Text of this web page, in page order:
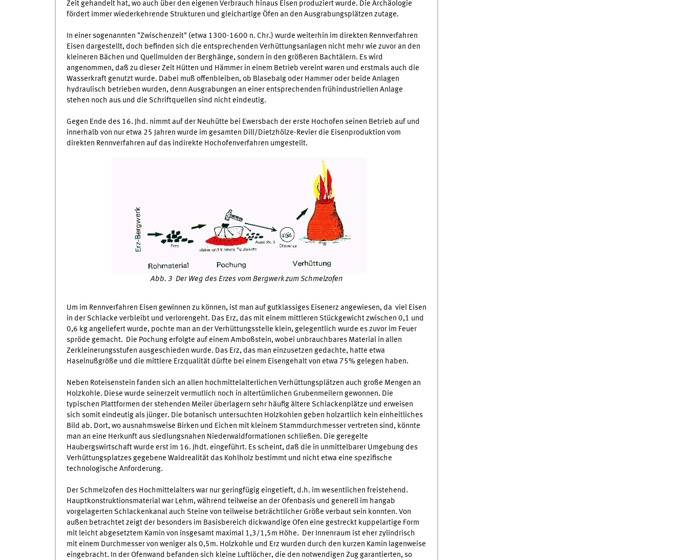
Zeit gehandelt hat, wo auch über den eigenen Verbrauch hinaus Eisen produziert wurde. Die Archäologie
fördert immer wiederkehrende Strukturen und gleichartige Öfen an den Ausgrabungsplätzen zutage.
In einer sogenannten "Zwischenzeit" (etwa 1300-1600 n. Chr.) wurde weiterhin im direkten Rennverfahren
Eisen dargestellt, doch befinden sich die entsprechenden Verhüttungsanlagen nicht mehr wie zuvor an den
kleineren Bächen und Quellmulden der Berghänge, sondern in den größeren Bachtälern. Es wird
angenommen, daß zu dieser Zeit Hütten und Hämmer in einem Betrieb vereint waren und erstmals auch die
Wasserkraft genutzt wurde. Dabei muß offenbleiben, ob Blasebalg oder Hammer oder beide Anlagen
hydraulisch betrieben wurden, denn Ausgrabungen an einer entsprechenden frühindustriellen Anlage
stehen noch aus und die Schriftquellen sind nicht eindeutig.
Gegen Ende des 16. Jhd. nimmt auf der Neuhütte bei Ewersbach der erste Hochofen seinen Betrieb auf und
innerhalb von nur etwa 25 Jahren wurde im gesamten Dill/Dietzhölze-Revier die Eisenproduktion vom
direkten Rennverfahren auf das indirekte Hochofenverfahren umgestellt.
Abb. 3 Der Weg des Erzes vom Bergwerk zum Schmelzofen
Um im Rennverfahren Eisen gewinnen zu können, ist man auf gutklassiges Eisenerz angewiesen, da viel Eisen
in der Schlacke verbleibt und verlorengeht. Das Erz, das mit einem mittleren Stückgewicht zwischen 0,1 und
0,6 kg angeliefert wurde, pochte man an der Verhüttungsstelle klein, gelegentlich wurde es zuvor im Feuer
spröde gemacht. Die Pochung erfolgte auf einem Amboßstein, wobei unbrauchbares Material in allen
Zerkleinerungsstufen ausgeschieden wurde. Das Erz, das man einzusetzen gedachte, hatte etwa
Haselnußgröße und die mittlere Erzqualität dürfte bei einem Eisengehalt von etwa 75% gelegen haben.
Neben Roteisenstein fanden sich an allen hochmittelalterlichen Verhüttungsplätzen auch große Mengen an
Holzkohle. Diese wurde seinerzeit vermutlich noch in altertümlichen Grubenmeilern gewonnen. Die
typischen Plattformen der stehenden Meiler überlagern sehr häufig ältere Schlackenplätze und erweisen
sich somit eindeutig als jünger. Die botanisch untersuchten Holzkohlen geben holzartlich kein einheitliches
Bild ab. Dort, wo ausnahmsweise Birken und Eichen mit kleinem Stammdurchmesser vertreten sind, könnte
man an eine Herkunft aus siedlungsnahen Niederwaldformationen schließen. Die geregelte
Haubergswirtschaft wurde erst im 16. Jhdt. eingeführt. Es scheint, daß die in unmittelbarer Umgebung des
Verhüttungsplatzes gegebene Waldrealität das Kohlholz bestimmt und nicht etwa eine spezifische
technologische Anforderung.
Der Schmelzofen des Hochmittelalters war nur geringfügig eingetieft, d.h. im wesentlichen freistehend.
Hauptkonstruktionsmaterial war Lehm, während teilweise an der Ofenbasis und generell im hangab
vorgelagerten Schlackenkanal auch Steine von teilweise beträchtlicher Größe verbaut sein konnten. Von
außen betrachtet zeigt der besonders im Basisbereich dickwandige Ofen eine gestreckt kuppelartige Form
mit leicht abgesetztem Kamin von insgesamt maximal 1,3/1,5m Höhe. Der Innenraum ist eher zylindrisch
mit einem Durchmesser von weniger als 0,5m. Holzkohle und Erz wurden durch den kurzen Kamin lagenweise
eingebracht. In der Ofenwand befanden sich kleine Luftlöcher, die den notwendigen Zug garantierten, so